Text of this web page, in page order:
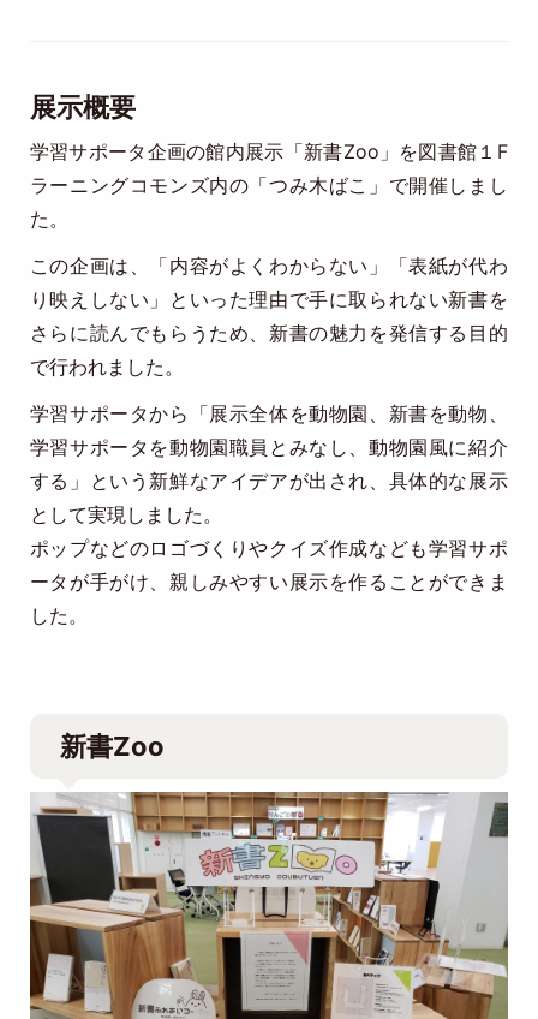
展示概要
学習サポータ企画の館内展示「新書Zoo」を図書館１F
ラーニングコモンズ内の「つみ木ばこ」で開催しまし
た。
この企画は、「内容がよくわからない」「表紙が代わ
り映えしない」といった理由で手に取られない新書を
さらに読んでもらうため、新書の魅力を発信する目的
で行われました。
学習サポータから「展示全体を動物園、新書を動物、
学習サポータを動物園職員とみなし、動物園風に紹介
する」という新鮮なアイデアが出され、具体的な展示
として実現しました。
ポップなどのロゴづくりやクイズ作成なども学習サポ
ータが手がけ、親しみやすい展示を作ることができま
した。
新書Zoo
Image